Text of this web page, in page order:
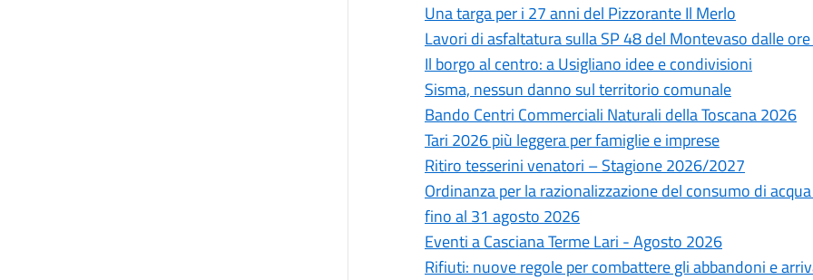
Una targa per i 27 anni del Pizzorante Il Merlo
Lavori di asfaltatura sulla SP 48 del Montevaso dalle
Il borgo al centro: a Usigliano idee e condivisioni
Sisma, nessun danno sul territorio comunale
Bando Centri Commerciali Naturali della Toscana 2026
Tari 2026 più leggera per famiglie e imprese
Ritiro tesserini venatori – Stagione 2026/2027
Ordinanza per la razionalizzazione del consumo di
fino al 31 agosto 2026
Eventi a Casciana Terme Lari - Agosto 2026
Rifiuti: nuove regole per combattere gli abbandoni e